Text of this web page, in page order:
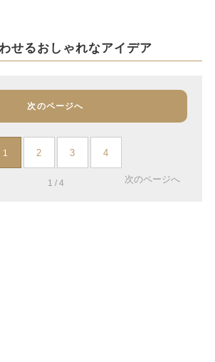
せるおしゃれなアイデア
次のページへ
1 2 3 4
1 / 4 次のページへ